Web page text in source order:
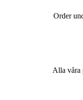
Order
Alla våra